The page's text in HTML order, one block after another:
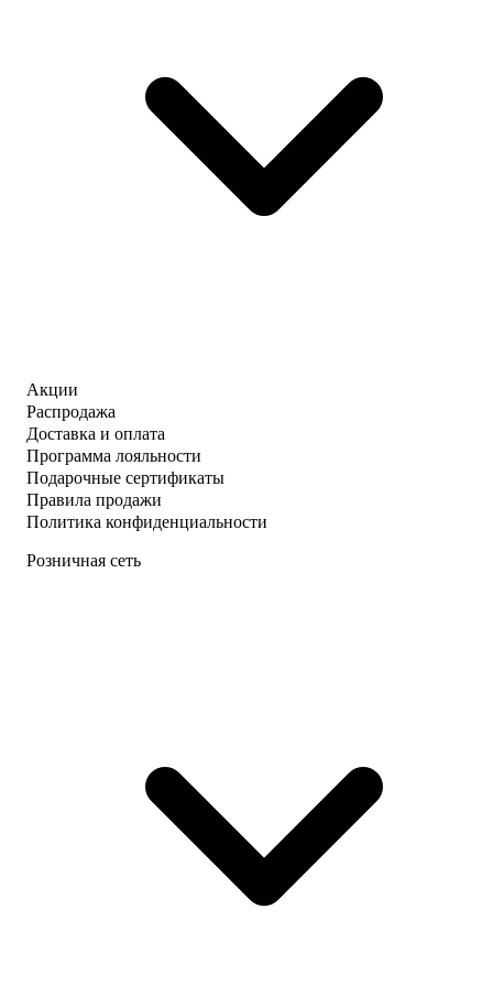
Акции
Распродажа
Доставка и оплата
Программа лояльности
Подарочные сертификаты
Правила продажи
Политика конфиденциальности
Розничная сеть